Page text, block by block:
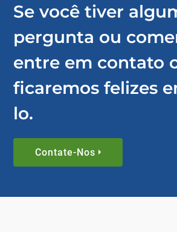
Se você tiver
pergunta ou
entre em contato
ficaremos felizes
lo.
Contate-Nos